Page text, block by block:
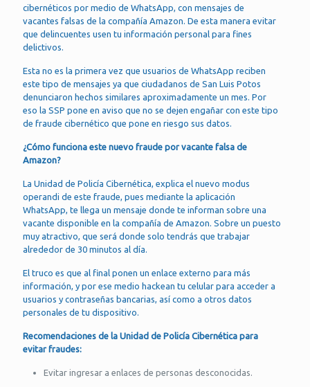
cibernéticos por medio de WhatsApp, con mensajes de
vacantes falsas de la compañía Amazon. De esta manera evitar
que delincuentes usen tu información personal para fines
delictivos.
Esta no es la primera vez que usuarios de WhatsApp reciben
este tipo de mensajes ya que ciudadanos de San Luis Potos
denunciaron hechos similares aproximadamente un mes. Por
eso la SSP pone en aviso que no se dejen engañar con este tipo
de fraude cibernético que pone en riesgo sus datos.
¿Cómo funciona este nuevo fraude por vacante falsa de
Amazon?
La Unidad de Policía Cibernética, explica el nuevo modus
operandi de este fraude, pues mediante la aplicación
WhatsApp, te llega un mensaje donde te informan sobre una
vacante disponible en la compañía de Amazon. Sobre un puesto
muy atractivo, que será donde solo tendrás que trabajar
alrededor de 30 minutos al día.
El truco es que al final ponen un enlace externo para más
información, y por ese medio hackean tu celular para acceder a
usuarios y contraseñas bancarias, así como a otros datos
personales de tu dispositivo.
Recomendaciones de la Unidad de Policía Cibernética para
evitar fraudes:
Evitar ingresar a enlaces de personas desconocidas.